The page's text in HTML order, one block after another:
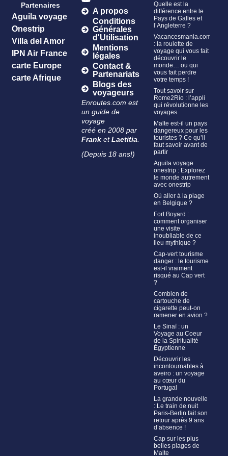
Partenaires
Aguila voyage
Onestrip
Villa del Amor
IPN Air France
carte Europe
carte Afrique
A propos
Conditions
Générales
d'Utilisation
Mentions
légales
Contact &
Partenariats
Blogs des
voyageurs
Enroutes.com est
un guide de
voyage
créé en 2008 par
FranketLaetitia.
(Depuis 18 ans!)
Quelle est la
différence entre le
Pays de Galles et
l’Angleterre ?
Vacancesmania.com
: la roulette de
voyage qui vous fait
découvrir le
monde… ou qui
vous fait perdre
votre temps !
Tout savoir sur
Rome2Rio : l’appli
qui révolutionne les
voyages
Malte est-il un pays
dangereux pour les
touristes ? Ce qu’il
faut savoir avant de
partir
Aguila voyage
onestrip : Explorez
le monde autrement
avec onestrip
Où aller à la plage
en Belgique ?
Fort Boyard :
comment organiser
une visite
inoubliable de ce
lieu mythique ?
Cap-vert tourisme
danger : le tourisme
est-il vraiment
risqué au Cap vert
?
Combien de
cartouche de
cigarette peut-on
ramener en avion ?
Le Sinaï : un
Voyage au Coeur
de la Spiritualité
Égyptienne
Découvrir les
incontournables à
aveiro : un voyage
au cœur du
Portugal
La grande nouvelle
: Le train de nuit
Paris-Berlin fait son
retour après 9 ans
d’absence !
Cap sur les plus
belles plages de
Malte